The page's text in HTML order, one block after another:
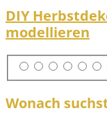
DIY
modellieren
Wonach